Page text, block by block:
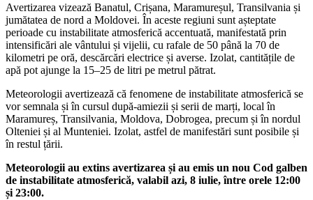
Avertizarea vizează Banatul, Crișana, Maramureșul, Transilvania și
jumătatea de nord a Moldovei. În aceste regiuni sunt așteptate
perioade cu instabilitate atmosferică accentuată, manifestată prin
intensificări ale vântului și vijelii, cu rafale de 50 până la 70 de
kilometri pe oră, descărcări electrice și averse. Izolat, cantitățile de
apă pot ajunge la 15–25 de litri pe metrul pătrat.
Meteorologii avertizează că fenomene de instabilitate atmosferică se
vor semnala și în cursul după-amiezii și serii de marți, local în
Maramureș, Transilvania, Moldova, Dobrogea, precum și în nordul
Olteniei și al Munteniei. Izolat, astfel de manifestări sunt posibile și
în restul țării.
Meteorologii au extins avertizarea și au emis un nou Cod galben
de instabilitate atmosferică, valabil azi, 8 iulie, între orele 12:00
și 23:00.